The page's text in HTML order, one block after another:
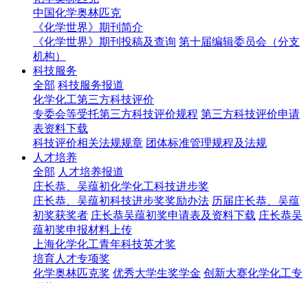
中国化学奥林匹克
《化学世界》期刊简介
《化学世界》期刊投稿及查询 第十届编辑委员会（分支
机构）
科技服务
全部 科技服务报道
化学化工第三方科技评价
专委会等受托第三方科技评价规程 第三方科技评价申请
表资料下载
科技评价相关法规规章 团体标准管理规程及法规
人才培养
全部 人才培养报道
庄长恭、吴蕴初化学化工科技进步奖
庄长恭、吴蕴初科技进步奖奖励办法 历届庄长恭、吴蕴
初奖获奖者 庄长恭吴蕴初奖申请表及资料下载 庄长恭吴
蕴初奖申报材料上传
上海化学化工青年科技英才奖
培育人才专项奖
化学奥林匹克奖 优秀大学生奖学金 创新大赛化学化工专